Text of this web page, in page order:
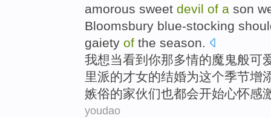
amorous sweet devil of a son
Bloomsbury blue-stocking
gaiety of the season.
我想当看到 你那多情的魔鬼般可
里派的才女的结婚为这个季节增
嫉俗的家伙们也都会开始心怀感
youdao